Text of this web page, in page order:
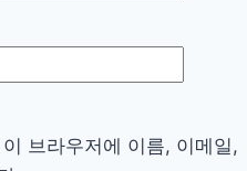
브라우저에 이름, 이메일,